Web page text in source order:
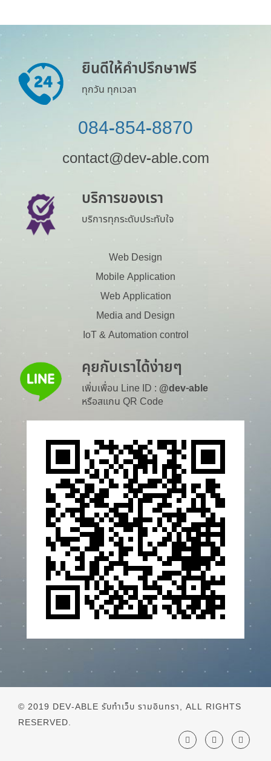
ยินดีให้คำปรึกษาฟรี
ทุกวัน ทุกเวลา
084-854-8870
contact@dev-able.com
บริการของเรา
บริการทุกระดับประทับใจ
Web Design
Mobile Application
Web Application
Media and Design
IoT & Automation control
คุยกับเราได้ง่ายๆ
เพิ่มเพื่อน Line ID : @dev-able
หรือสแกน QR Code
© 2019 DEV-ABLE รับทำเว็บ รามอินทรา, ALL RIGHTS
RESERVED.